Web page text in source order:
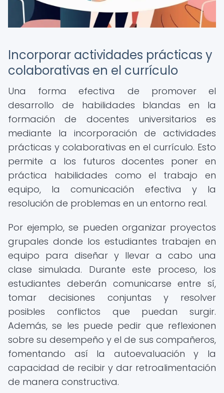
Incorporar actividades prácticas y
colaborativas en el currículo
Una forma efectiva de promover el
desarrollo de habilidades blandas en la
formación de docentes universitarios es
mediante la incorporación de actividades
prácticas y colaborativas en el currículo. Esto
permite a los futuros docentes poner en
práctica habilidades como el trabajo en
equipo, la comunicación efectiva y la
resolución de problemas en un entorno real.
Por ejemplo, se pueden organizar proyectos
grupales donde los estudiantes trabajen en
equipo para diseñar y llevar a cabo una
clase simulada. Durante este proceso, los
estudiantes deberán comunicarse entre sí,
tomar decisiones conjuntas y resolver
posibles conflictos que puedan surgir.
Además, se les puede pedir que reflexionen
sobre su desempeño y el de sus compañeros,
fomentando así la autoevaluación y la
capacidad de recibir y dar retroalimentación
de manera constructiva.